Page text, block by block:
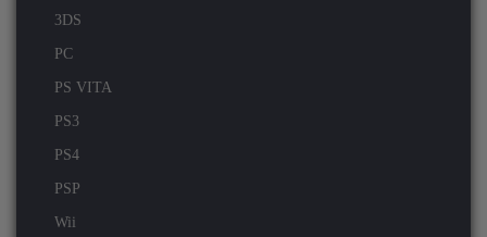
3DS
PC
PS VITA
PS3
PS4
PSP
Wii